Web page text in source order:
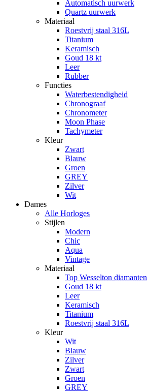
Automatisch uurwerk
Quartz uurwerk
Materiaal
Roestvrij staal 316L
Titanium
Keramisch
Goud 18 kt
Leer
Rubber
Functies
Waterbestendigheid
Chronograaf
Chronometer
Moon Phase
Tachymeter
Kleur
Zwart
Blauw
Groen
GREY
Zilver
Wit
Dames
Alle Horloges
Stijlen
Modern
Chic
Aqua
Vintage
Materiaal
Top Wesselton diamanten
Goud 18 kt
Leer
Keramisch
Titanium
Roestvrij staal 316L
Kleur
Wit
Blauw
Zilver
Zwart
Groen
GREY